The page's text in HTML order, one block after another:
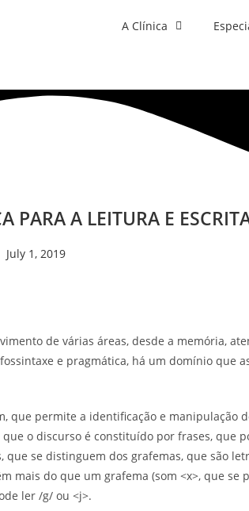
A Clínica
PARA A LEITURA E
July 1, 2019
de várias áreas, desde a memória,
e pragmática, há um domínio que
permite a identificação e manipulação
o discurso é constituído por frases, que
se distinguem dos grafemas, que são
do que um grafema (som <x>, que se
ler /g/ ou <j>.